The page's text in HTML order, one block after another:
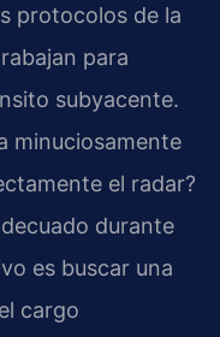
protocolos de la
para
subyacente.
minuciosamente
el radar?
durante
es buscar una
cargo